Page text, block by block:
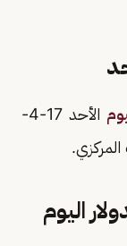
الأحد 17-4-
اليوم